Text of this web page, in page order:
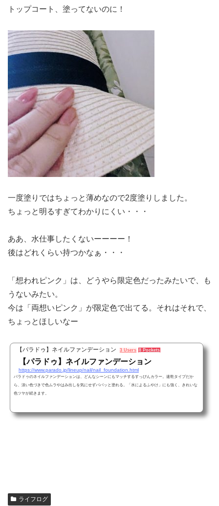
トップコート、塗ってないのに！
一度塗りではちょっと薄めなので2度塗りしました。
ちょっと明るすぎてわかりにくい・・・
ああ、水仕事したくないーーーー！
後はどれくらい持つかなぁ・・・
「想われピンク」は、どうやら限定色だったみたいで、も
うないみたい。
今は「両想いピンク」が限定色で出てる。それはそれで、
ちょっとほしいなー
【パラドゥ】ネイルファンデーション 3 Users 8 Pockets
【パラドゥ】ネイルファンデーション
https://www.parado.jp/lineup/nail/nail_foundation.html
パラドゥのネイルファンデーションは、どんなシーンにもマッチするすっぴんカラー。速乾タイプだか
ら、淡い色づきで色ムラやはみ出しを気にせずパパッと塗れる。「水によるふやけ」にも強く、きれいな
色ツヤが続きます。
ライフログ